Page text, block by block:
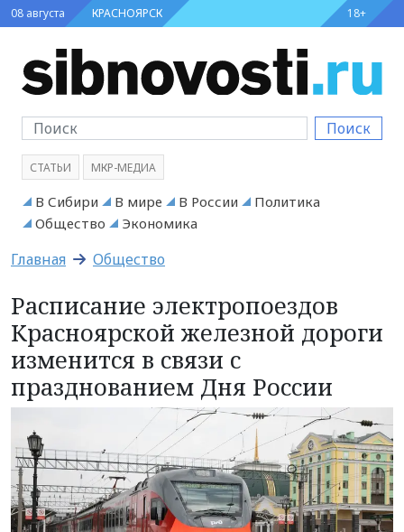
08 августа КРАСНОЯРСК 18+
Поиск
СТАТЬИ МКР-МЕДИА
В Сибири В мире В России
Политика
Общество
Экономика
Главная Общество
Расписание электропоездов
Красноярской железной дороги
изменится в связи с
празднованием Дня России